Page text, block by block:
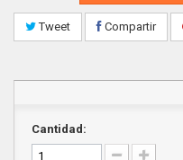
Tweet Compartir
Cantidad: